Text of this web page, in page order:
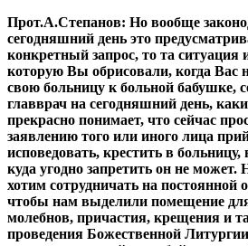
Прот.А.Степанов: Но вообще
сегодняшний день это
конкретный запрос, то та ситуация
которую Вы обрисовали, когда Вас
свою больницу к больной бабушке,
главврач на сегодняшний день,
прекрасно понимает, что сейчас
заявлению того или иного лица
исповедовать, крестить в
куда угодно запретить он не
хотим сотрудничать на постоянной
чтобы нам выделили помещение
молебнов, причастия, крещения и
проведения Божественной